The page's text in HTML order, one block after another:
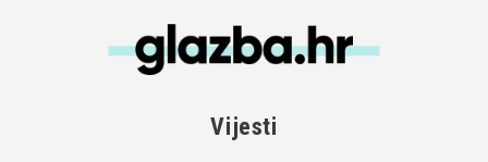
Vijesti